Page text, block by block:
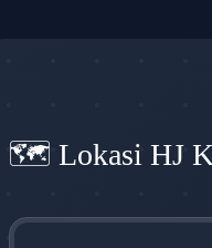
🗺️ Lokasi HJ